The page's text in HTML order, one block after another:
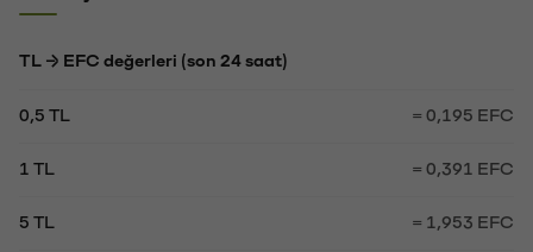
TL → EFC değerleri (son 24 saat)
0,5 TL = 0,195 EFC
1 TL = 0,391 EFC
5 TL = 1,953 EFC